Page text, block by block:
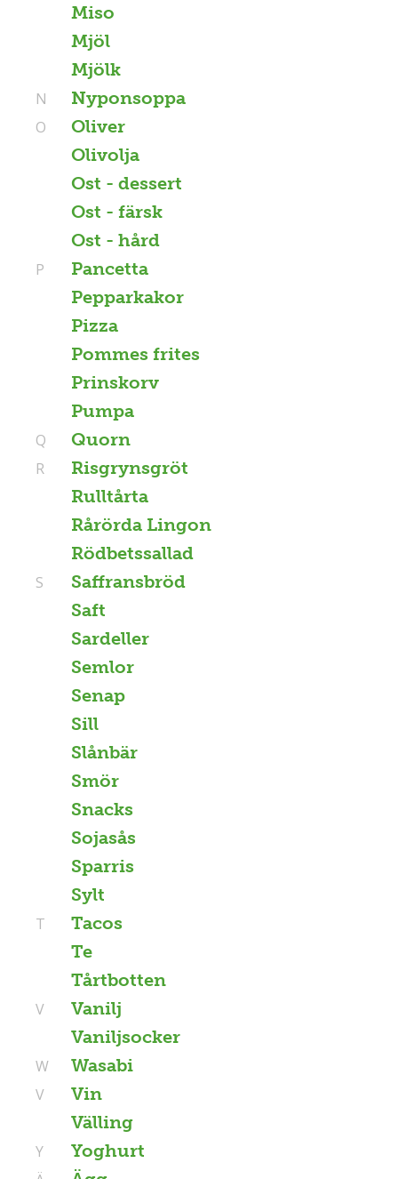
Miso
Mjöl
Mjölk
Nyponsoppa
N
Oliver
O
Olivolja
Ost - dessert
Ost - färsk
Ost - hård
Pancetta
P
Pepparkakor
Pizza
Pommes frites
Prinskorv
Pumpa
Quorn
Q
Risgrynsgröt
R
Rulltårta
Rårörda Lingon
Rödbetssallad
Saffransbröd
S
Saft
Sardeller
Semlor
Senap
Sill
Slånbär
Smör
Snacks
Sojasås
Sparris
Sylt
Tacos
T
Te
Tårtbotten
Vanilj
V
Vaniljsocker
Wasabi
W
Vin
V
Välling
Yoghurt
Y